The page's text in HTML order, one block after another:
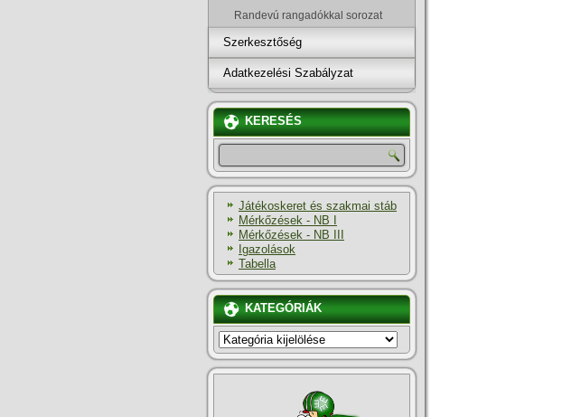
Randevú rangadókkal sorozat
Szerkesztőség
Adatkezelési Szabályzat
KERESÉS
Játékoskeret és szakmai stáb
Mérkőzések - NB I
Mérkőzések - NB III
Igazolások
Tabella
KATEGÓRIÁK
KATEGÓRIÁK